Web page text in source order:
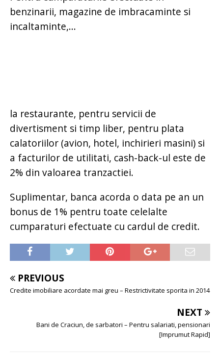
benzinarii, magazine de imbracaminte si
incaltaminte,...
la restaurante, pentru servicii de
divertisment si timp liber, pentru plata
calatoriilor (avion, hotel, inchirieri masini) si
a facturilor de utilitati, cash-back-ul este de
2% din valoarea tranzactiei.
Suplimentar, banca acorda o data pe an un
bonus de 1% pentru toate celelalte
cumparaturi efectuate cu cardul de credit.
PREVIOUS
Credite imobiliare acordate mai greu – Restrictivitate sporita in 2014
NEXT
Bani de Craciun, de sarbatori – Pentru salariati, pensionari
[Imprumut Rapid]